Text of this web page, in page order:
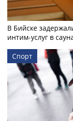
В Бийске
интим-услуг в
Спорт